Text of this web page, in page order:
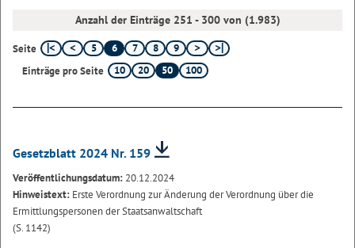
Anzahl der Einträge 251 - 300 von (1.983)
Seite 5 6 7 8
9
Einträge pro Seite
10 20 50 100
Gesetzblatt 2024 Nr. 159
Veröffentlichungsdatum: 20.12.2024
Hinweistext: Erste Verordnung zur Änderung der Verordnung über die
Ermittlungspersonen der Staatsanwaltschaft
(S. 1142)